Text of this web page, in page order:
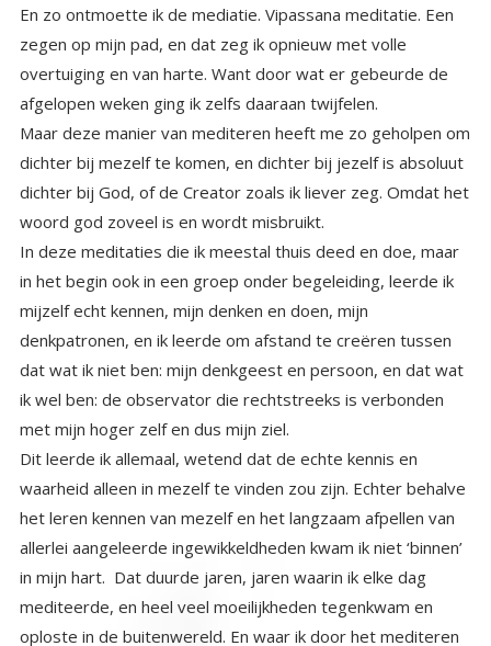
En zo ontmoette ik de mediatie. Vipassana meditatie. Een
zegen op mijn pad, en dat zeg ik opnieuw met volle
overtuiging en van harte. Want door wat er gebeurde de
afgelopen weken ging ik zelfs daaraan twijfelen.
Maar deze manier van mediteren heeft me zo geholpen om
dichter bij mezelf te komen, en dichter bij jezelf is absoluut
dichter bij God, of de Creator zoals ik liever zeg. Omdat het
woord god zoveel is en wordt misbruikt.
In deze meditaties die ik meestal thuis deed en doe, maar
in het begin ook in een groep onder begeleiding, leerde ik
mijzelf echt kennen, mijn denken en doen, mijn
denkpatronen, en ik leerde om afstand te creëren tussen
dat wat ik niet ben: mijn denkgeest en persoon, en dat wat
ik wel ben: de observator die rechtstreeks is verbonden
met mijn hoger zelf en dus mijn ziel.
Dit leerde ik allemaal, wetend dat de echte kennis en
waarheid alleen in mezelf te vinden zou zijn. Echter behalve
het leren kennen van mezelf en het langzaam afpellen van
allerlei aangeleerde ingewikkeldheden kwam ik niet ‘binnen’
in mijn hart. Dat duurde jaren, jaren waarin ik elke dag
mediteerde, en heel veel moeilijkheden tegenkwam en
oploste in de buitenwereld. En waar ik door het mediteren